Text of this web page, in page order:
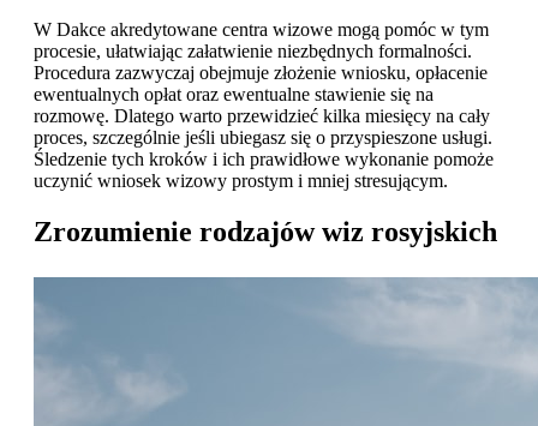
W Dakce akredytowane centra wizowe mogą pomóc w tym
procesie, ułatwiając załatwienie niezbędnych formalności.
Procedura zazwyczaj obejmuje złożenie wniosku, opłacenie
ewentualnych opłat oraz ewentualne stawienie się na
rozmowę. Dlatego warto przewidzieć kilka miesięcy na cały
proces, szczególnie jeśli ubiegasz się o przyspieszone usługi.
Śledzenie tych kroków i ich prawidłowe wykonanie pomoże
uczynić wniosek wizowy prostym i mniej stresującym.
Zrozumienie rodzajów wiz rosyjskich